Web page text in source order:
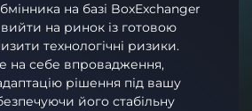
на базі BoxExchanger
на ринок із готовою
технологічні ризики.
на себе впровадження,
рішення під вашу
його стабільну